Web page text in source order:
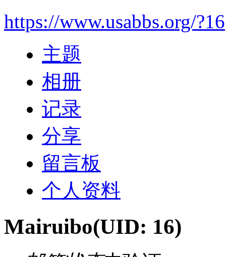
https://www.usabbs.org/?16
主题
相册
记录
分享
留言板
个人资料
Mairuibo(UID: 16)